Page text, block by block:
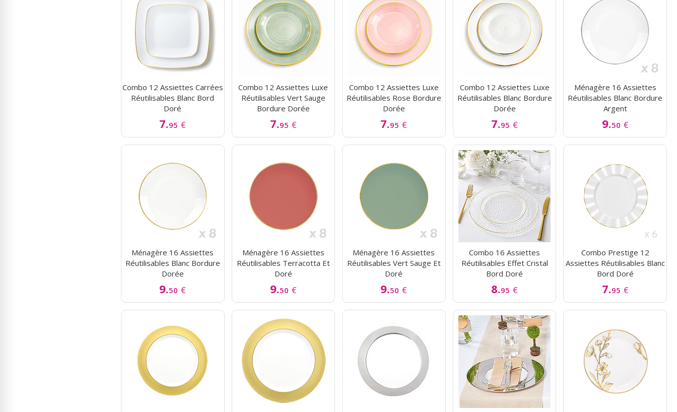
Combo 12 Assiettes Carrées
Réutilisables Blanc Bord
Doré
7.95 €
Combo 12 Assiettes Luxe
Réutilisables Vert Sauge
Bordure Dorée
7.95 €
Combo 12 Assiettes Luxe
Réutilisables Rose Bordure
Dorée
7.95 €
Combo 12 Assiettes Luxe
Réutilisables Blanc Bordure
Dorée
7.95 €
Ménagère 16 Assiettes
Réutilisables Blanc Bordure
Argent
9.50 €
Ménagère 16 Assiettes
Réutilisables Blanc Bordure
Dorée
9.50 €
Ménagère 16 Assiettes
Réutilisables Terracotta Et
Doré
9.50 €
Ménagère 16 Assiettes
Réutilisables Vert Sauge Et
Doré
9.50 €
Combo 16 Assiettes
Réutilisables Effet Cristal
Bord Doré
8.95 €
Combo Prestige 12
Assiettes Réutilisables Blanc
Bord Doré
7.95 €